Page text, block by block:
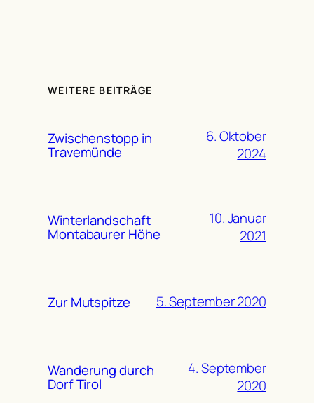
WEITERE BEITRÄGE
Zwischenstopp in
Travemünde
6. Oktober
2024
Winterlandschaft
Montabaurer Höhe
10. Januar
2021
Zur Mutspitze 5. September 2020
Wanderung durch
Dorf Tirol
4. September
2020